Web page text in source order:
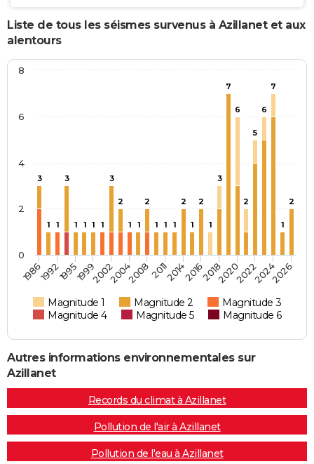
Liste de tous les séismes survenus à Azillanet et aux
alentours
3
1 1
3
1 1 1 1
3
2
1 1
2
1 1 1
2
1
2
1
3
7
6
2
5
6
7
1
2
Magnitude 1 Magnitude 2
Magnitude 3
Magnitude 4
Magnitude 5 Magnitude 6
198619921995199920022004200820112014201620182020202220242026
0
2
4
6
8
Autres informations environnementales sur
Azillanet
Records du climat à Azillanet
Pollution de l'air à Azillanet
Pollution de l'eau à Azillanet